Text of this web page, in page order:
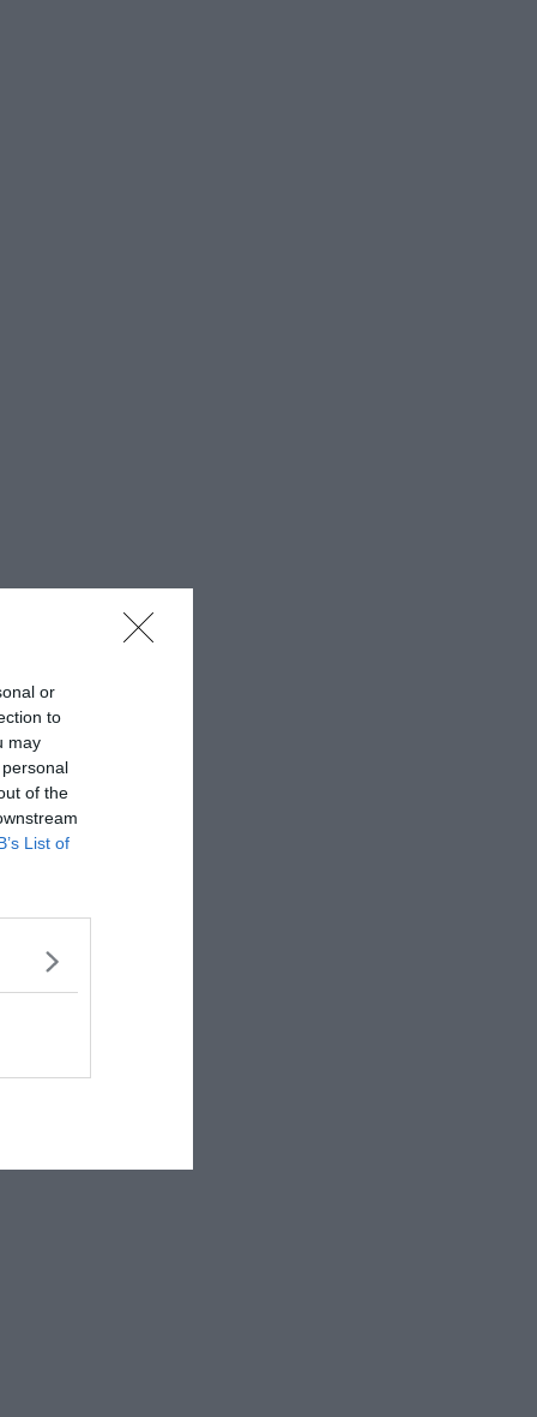
or
to
may
of the
List of